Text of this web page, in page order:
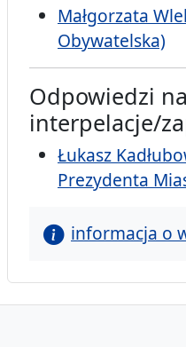
Małgorzata
Obywatelska)
Odpowiedzi na
interpelacje/
Łukasz
Prezydenta
informacja o